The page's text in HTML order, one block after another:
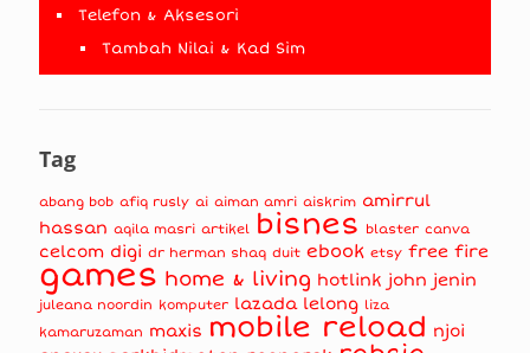
Telefon & Aksesori
Tambah Nilai & Kad Sim
Tag
abang bob afiq rusly ai aiman amri aiskrim amirrul
hassan aqila masri artikel bisnes blaster canva
celcom digi dr herman shaq duit ebook etsy free fire
games home & living hotlink john jenin
juleana noordin komputer lazada lelong liza
kamaruzaman maxis mobile reload njoi